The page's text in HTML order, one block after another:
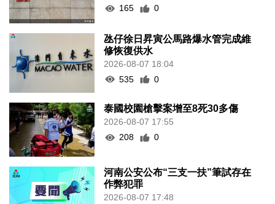
165
0
氹仔徐日昇寅公馬路爆水管完成維
修恢復供水
2026-08-07 18:04
535
0
泰國校園槍擊案增至8死30多傷
2026-08-07 17:55
208
0
河南公安公布“三支一扶”筆試存在
作弊犯罪
2026-08-07 17:48